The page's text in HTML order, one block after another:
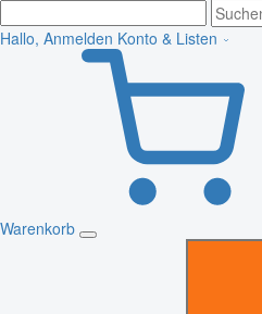
Hallo, Anmelden Konto & Listen
Warenkorb